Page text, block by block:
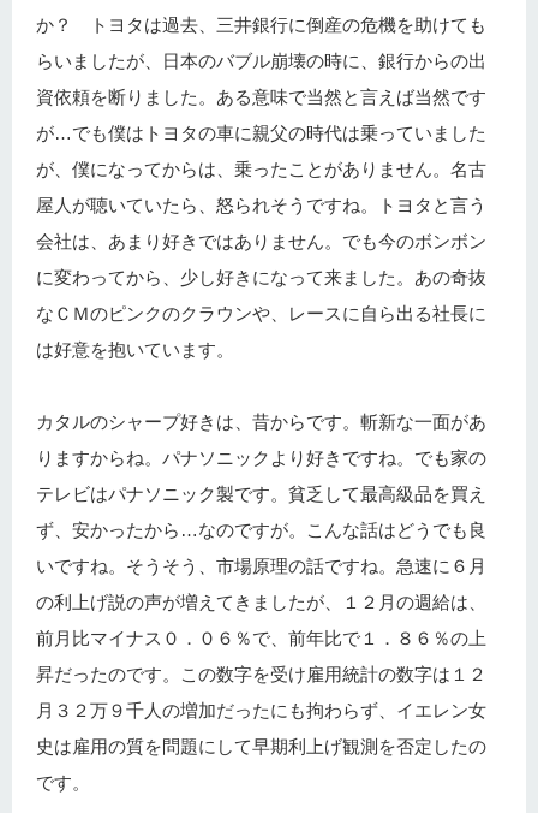
か？ トヨタは過去、三井銀行に倒産の危機を助けても
らいましたが、日本のバブル崩壊の時に、銀行からの出
資依頼を断りました。ある意味で当然と言えば当然です
が…でも僕はトヨタの車に親父の時代は乗っていました
が、僕になってからは、乗ったことがありません。名古
屋人が聴いていたら、怒られそうですね。トヨタと言う
会社は、あまり好きではありません。でも今のボンボン
に変わってから、少し好きになって来ました。あの奇抜
なＣＭのピンクのクラウンや、レースに自ら出る社長に
は好意を抱いています。
カタルのシャープ好きは、昔からです。斬新な一面があ
りますからね。パナソニックより好きですね。でも家の
テレビはパナソニック製です。貧乏して最高級品を買え
ず、安かったから…なのですが。こんな話はどうでも良
いですね。そうそう、市場原理の話ですね。急速に６月
の利上げ説の声が増えてきましたが、１２月の週給は、
前月比マイナス０．０６％で、前年比で１．８６％の上
昇だったのです。この数字を受け雇用統計の数字は１２
月３２万９千人の増加だったにも拘わらず、イエレン女
史は雇用の質を問題にして早期利上げ観測を否定したの
です。